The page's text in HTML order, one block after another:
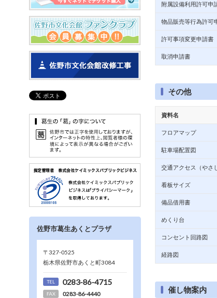
附属設備利用許可申
物品販売等行為許可
許可事項変更申請書
取消申請書
その他
資料名
フロアマップ
駐車場配置図
交通アクセス（やさ
看板サイズ
備品借用書
めくり台
コンセント回路図
経路図
催し物案内
佐野市葛生あくとプラザ
〒327-0525
栃木県佐野市あくと町3084
TEL 0283-86-4715
FAX 0283-86-4440